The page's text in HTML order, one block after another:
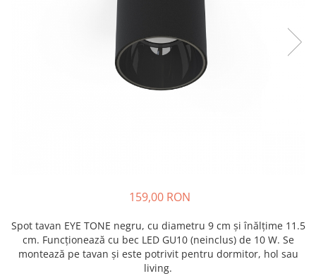
159,00 RON
Spot tavan EYE TONE negru, cu diametru 9 cm și înălțime 11.5
cm. Funcționează cu bec LED GU10 (neinclus) de 10 W. Se
montează pe tavan și este potrivit pentru dormitor, hol sau
living.